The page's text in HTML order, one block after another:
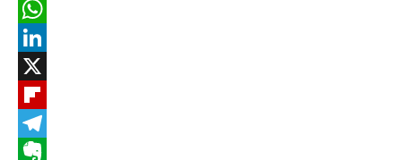
Email
WhatsApp
LinkedIn
Flipboard
Telegram